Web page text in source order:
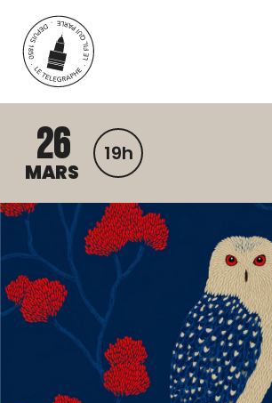
Aller au contenu principal
26
MARS
19h